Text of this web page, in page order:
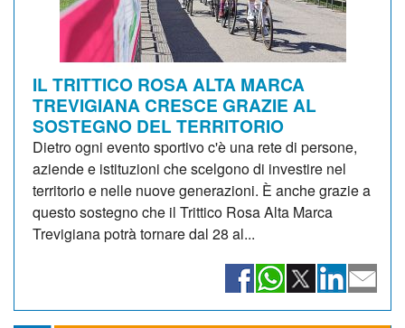
IL TRITTICO ROSA ALTA MARCA
TREVIGIANA CRESCE GRAZIE AL
SOSTEGNO DEL TERRITORIO
Dietro ogni evento sportivo c'è una rete di persone,
aziende e istituzioni che scelgono di investire nel
territorio e nelle nuove generazioni. È anche grazie a
questo sostegno che il Trittico Rosa Alta Marca
Trevigiana potrà tornare dal 28 al...